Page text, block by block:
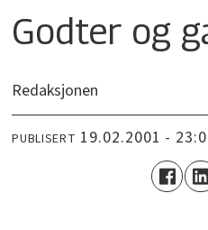
Godter og
Redaksjonen
PUBLISERT 19.02.2001 -